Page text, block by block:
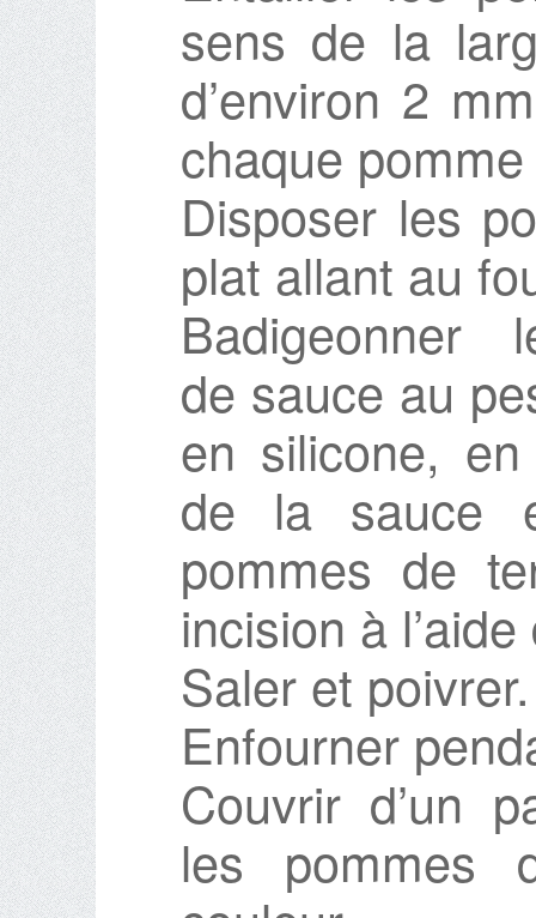
sens de la
d’environ 2
chaque
Disposer les
plat allant au
de sauce au
en silicone,
de la sauce
pommes de
incision à
Saler et poivrer.
Enfourner
Couvrir d’un
les pommes